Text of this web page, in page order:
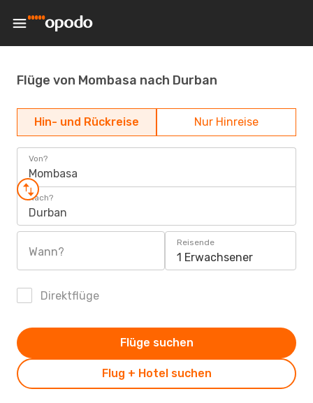
Flüge von Mombasa nach Durban
Hin- und Rückreise Nur Hinreise
Von?
Mombasa
Nach?
Durban
Wann?
Reisende
1 Erwachsener
Direktflüge
Flug + Hotel suchen
Flüge suchen